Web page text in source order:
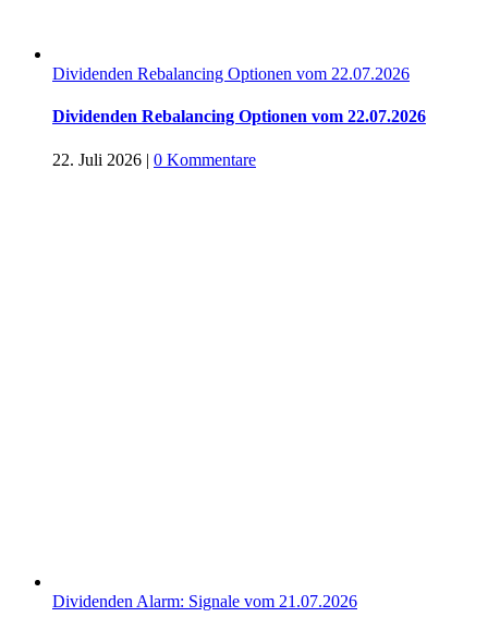
Dividenden Rebalancing Optionen vom 22.07.2026
Dividenden Rebalancing Optionen vom 22.07.2026
22. Juli 2026 | 0 Kommentare
Dividenden Alarm: Signale vom 21.07.2026